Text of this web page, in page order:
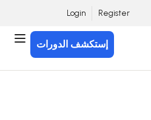
Register
Login
إستكشف الدورات